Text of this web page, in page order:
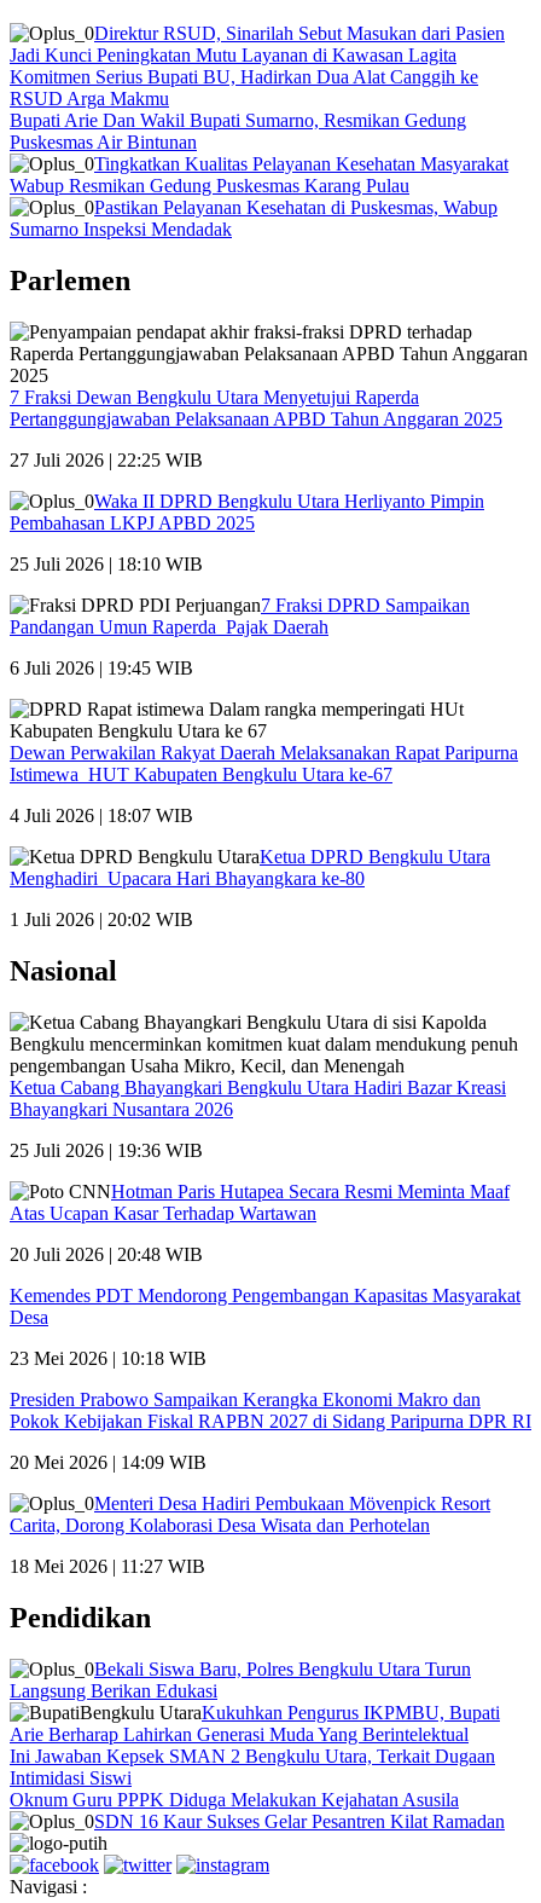
Direktur RSUD, Sinarilah Sebut Masukan dari Pasien
Jadi Kunci Peningkatan Mutu Layanan di Kawasan Lagita
Komitmen Serius Bupati BU, Hadirkan Dua Alat Canggih ke
RSUD Arga Makmu
Bupati Arie Dan Wakil Bupati Sumarno, Resmikan Gedung
Puskesmas Air Bintunan
Tingkatkan Kualitas Pelayanan Kesehatan Masyarakat
Wabup Resmikan Gedung Puskesmas Karang Pulau
Pastikan Pelayanan Kesehatan di Puskesmas, Wabup
Sumarno Inspeksi Mendadak
Parlemen
7 Fraksi Dewan Bengkulu Utara Menyetujui Raperda
Pertanggungjawaban Pelaksanaan APBD Tahun Anggaran 2025
27 Juli 2026 | 22:25 WIB
Waka II DPRD Bengkulu Utara Herliyanto Pimpin
Pembahasan LKPJ APBD 2025
25 Juli 2026 | 18:10 WIB
7 Fraksi DPRD Sampaikan
Pandangan Umun Raperda Pajak Daerah
6 Juli 2026 | 19:45 WIB
Dewan Perwakilan Rakyat Daerah Melaksanakan Rapat Paripurna
Istimewa HUT Kabupaten Bengkulu Utara ke-67
4 Juli 2026 | 18:07 WIB
Ketua DPRD Bengkulu Utara
Menghadiri Upacara Hari Bhayangkara ke-80
1 Juli 2026 | 20:02 WIB
Nasional
Ketua Cabang Bhayangkari Bengkulu Utara Hadiri Bazar Kreasi
Bhayangkari Nusantara 2026
25 Juli 2026 | 19:36 WIB
Hotman Paris Hutapea Secara Resmi Meminta Maaf
Atas Ucapan Kasar Terhadap Wartawan
20 Juli 2026 | 20:48 WIB
Kemendes PDT Mendorong Pengembangan Kapasitas Masyarakat
Desa
23 Mei 2026 | 10:18 WIB
Presiden Prabowo Sampaikan Kerangka Ekonomi Makro dan
Pokok Kebijakan Fiskal RAPBN 2027 di Sidang Paripurna DPR RI
20 Mei 2026 | 14:09 WIB
Menteri Desa Hadiri Pembukaan Mövenpick Resort
Carita, Dorong Kolaborasi Desa Wisata dan Perhotelan
18 Mei 2026 | 11:27 WIB
Pendidikan
Bekali Siswa Baru, Polres Bengkulu Utara Turun
Langsung Berikan Edukasi
Kukuhkan Pengurus IKPMBU, Bupati
Arie Berharap Lahirkan Generasi Muda Yang Berintelektual
Ini Jawaban Kepsek SMAN 2 Bengkulu Utara, Terkait Dugaan
Intimidasi Siswi
Oknum Guru PPPK Diduga Melakukan Kejahatan Asusila
SDN 16 Kaur Sukses Gelar Pesantren Kilat Ramadan
Navigasi :